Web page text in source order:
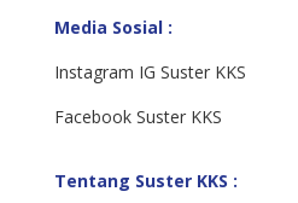
Media Sosial :
Instagram IG Suster KKS
Facebook Suster KKS
Tentang Suster KKS :